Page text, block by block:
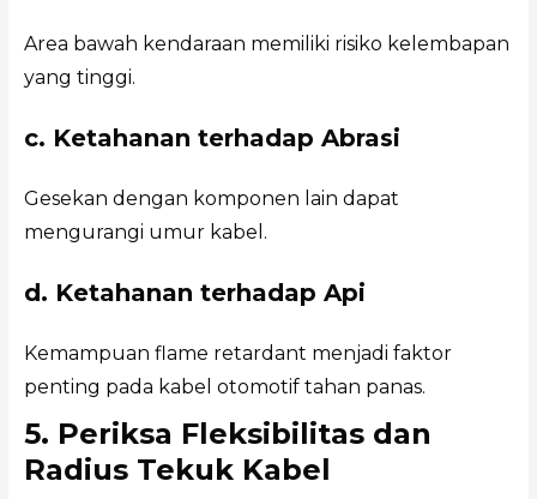
Area bawah kendaraan memiliki risiko kelembapan
yang tinggi.
c. Ketahanan terhadap Abrasi
Gesekan dengan komponen lain dapat
mengurangi umur kabel.
d. Ketahanan terhadap Api
Kemampuan flame retardant menjadi faktor
penting pada kabel otomotif tahan panas.
5. Periksa Fleksibilitas dan
Radius Tekuk Kabel